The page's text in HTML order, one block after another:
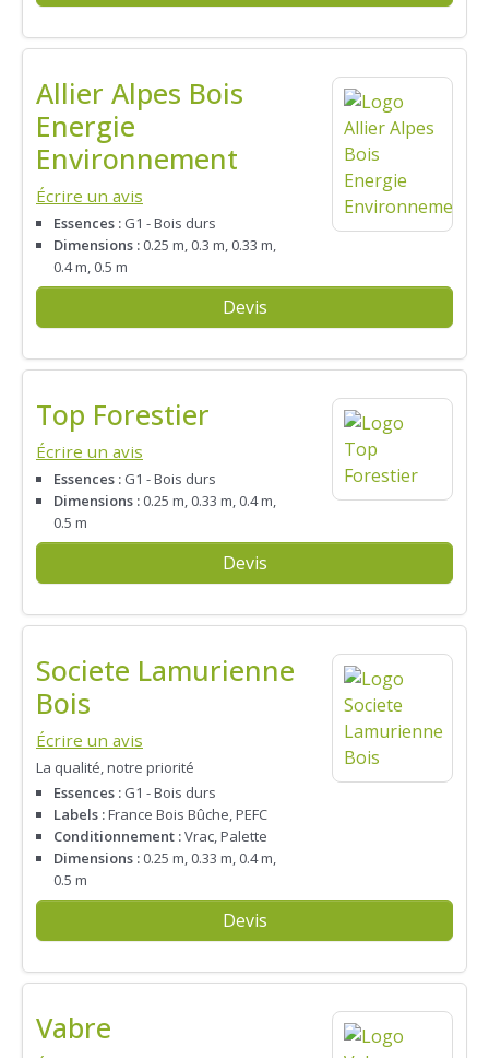
Allier Alpes Bois
Energie
Environnement
Écrire un avis
Essences : G1 - Bois durs
Dimensions : 0.25 m, 0.3 m, 0.33 m,
0.4 m, 0.5 m
Devis
Top Forestier
Écrire un avis
Essences : G1 - Bois durs
Dimensions : 0.25 m, 0.33 m, 0.4 m,
0.5 m
Devis
Societe Lamurienne
Bois
Écrire un avis
La qualité, notre priorité
Essences : G1 - Bois durs
Labels :France Bois Bûche, PEFC
Conditionnement :Vrac, Palette
Dimensions : 0.25 m, 0.33 m, 0.4 m,
0.5 m
Devis
Vabre